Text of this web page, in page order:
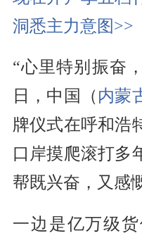
洞悉主力意图>>
“心里特别振奋
日，中国（ 内蒙
牌仪式在呼和浩
口岸摸爬滚打多
帮既兴奋，又感
一边是亿万级